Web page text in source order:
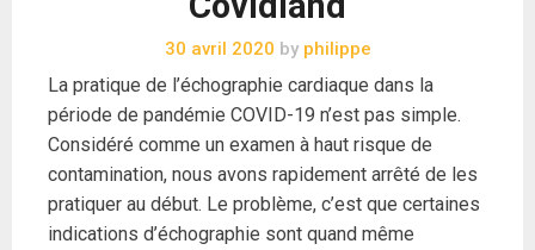
30 avril 2020 byphilippe
La pratique de l’échographie cardiaque dans la
période de pandémie COVID-19 n’est pas simple.
Considéré comme un examen à haut risque de
contamination, nous avons rapidement arrêté de les
pratiquer au début. Le problème, c’est que certaines
indications d’échographie sont quand même